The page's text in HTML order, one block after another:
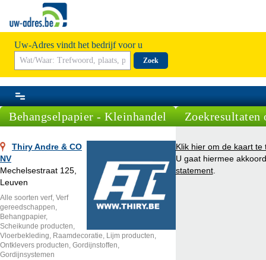
Uw-Adres vindt het bedrijf voor u
Zoek
Behangselpapier - Kleinhandel
Thiry Andre & CO
NV
Mechelsestraat 125,
Leuven
Alle soorten verf, Verf
gereedschappen,
Behangpapier,
Scheikunde producten,
Vloerbekleding, Raamdecoratie, Lijm producten,
Ontklevers producten, Gordijnstoffen,
Gordijnsystemen
Zoekresultaten
Klik hier om de kaart te
U gaat hiermee
statement.